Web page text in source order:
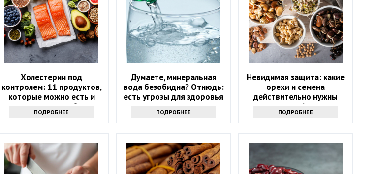
Холестерин под
контролем: 11 продуктов,
которые можно есть и
которых стоит избегать
ПОДРОБНЕЕ
Думаете, минеральная
вода безобидна? Отнюдь:
есть угрозы для здоровья
ПОДРОБНЕЕ
Невидимая защита: какие
орехи и семена
действительно нужны
после 60?
ПОДРОБНЕЕ